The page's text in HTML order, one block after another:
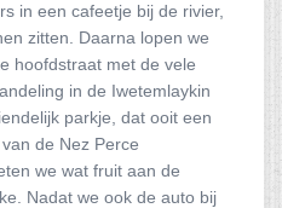
in een cafeetje bij de rivier,
zitten. Daarna lopen we
hoofdstraat met de vele
in de Iwetemlaykin
parkje, dat ooit een
de Nez Perce
we wat fruit aan de
Nadat we ook de auto bij